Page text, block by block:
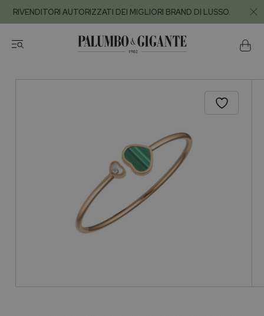
RIVENDITORI AUTORIZZATI DEI MIGLIORI BRAND DI LUSSO.